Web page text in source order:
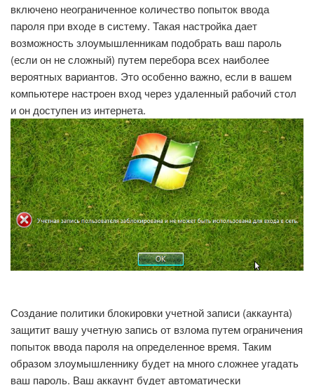
включено неограниченное количество попыток ввода
пароля при входе в систему. Такая настройка дает
возможность злоумышленникам подобрать ваш пароль
(если он не сложный) путем перебора всех наиболее
вероятных вариантов. Это особенно важно, если в вашем
компьютере настроен вход через удаленный рабочий стол
и он доступен из интернета.
Создание политики блокировки учетной записи (аккаунта)
защитит вашу учетную запись от взлома путем ограничения
попыток ввода пароля на определенное время. Таким
образом злоумышленнику будет на много сложнее угадать
ваш пароль. Ваш аккаунт будет автоматически